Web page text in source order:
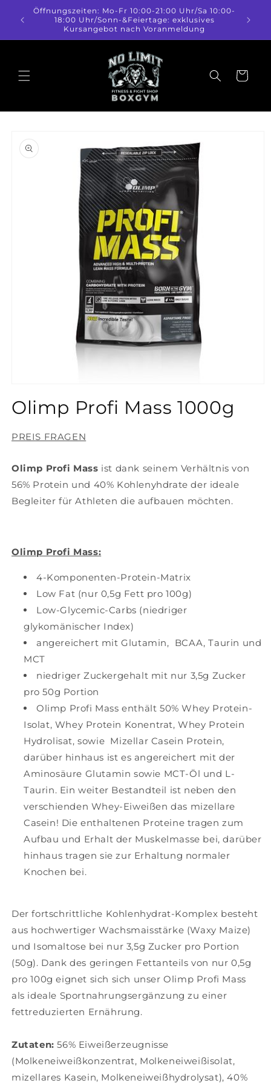
zum
Inhalt
Öffnungszeiten: Mo-Fr 10:00-21:00 Uhr/Sa 10:00-
18:00 Uhr/Sonn-&Feiertage: exklusives
Kursangebot nach Voranmeldung
Warenkorb
in
Modal
Olimp Profi Mass 1000g
PREIS FRAGEN
Olimp Profi Mass ist dank seinem Verhältnis von
56% Protein und 40% Kohlenyhdrate der ideale
Begleiter für Athleten die aufbauen möchten.
Olimp Profi Mass:
4-Komponenten-Protein-Matrix
Low Fat (nur 0,5g Fett pro 100g)
Low-Glycemic-Carbs (niedriger
glykomänischer Index)
angereichert mit Glutamin, BCAA, Taurin und
MCT
niedriger Zuckergehalt mit nur 3,5g Zucker
pro 50g Portion
Olimp Profi Mass enthält 50% Whey Protein-
Isolat, Whey Protein Konentrat, Whey Protein
Hydrolisat, sowie Mizellar Casein Protein,
darüber hinhaus ist es angereichert mit der
Aminosäure Glutamin sowie MCT-Öl und L-
Taurin. Ein weiter Bestandteil ist neben den
verschienden Whey-Eiweißen das mizellare
Casein! Die enthaltenen Proteine tragen zum
Aufbau und Erhalt der Muskelmasse bei, darüber
hinhaus tragen sie zur Erhaltung normaler
Knochen bei.
Der fortschrittliche Kohlenhydrat-Komplex besteht
aus hochwertiger Wachsmaisstärke (Waxy Maize)
und Isomaltose bei nur 3,5g Zucker pro Portion
(50g). Dank des geringen Fettanteils von nur 0,5g
pro 100g eignet sich sich unser Olimp Profi Mass
als ideale Sportnahrungsergänzung zu einer
fettreduzierten Ernährung.
Zutaten: 56% Eiweißerzeugnisse
(Molkeneiweißkonzentrat, Molkeneiweißisolat,
mizellares Kasein, Molkeneiweißhydrolysat), 40%